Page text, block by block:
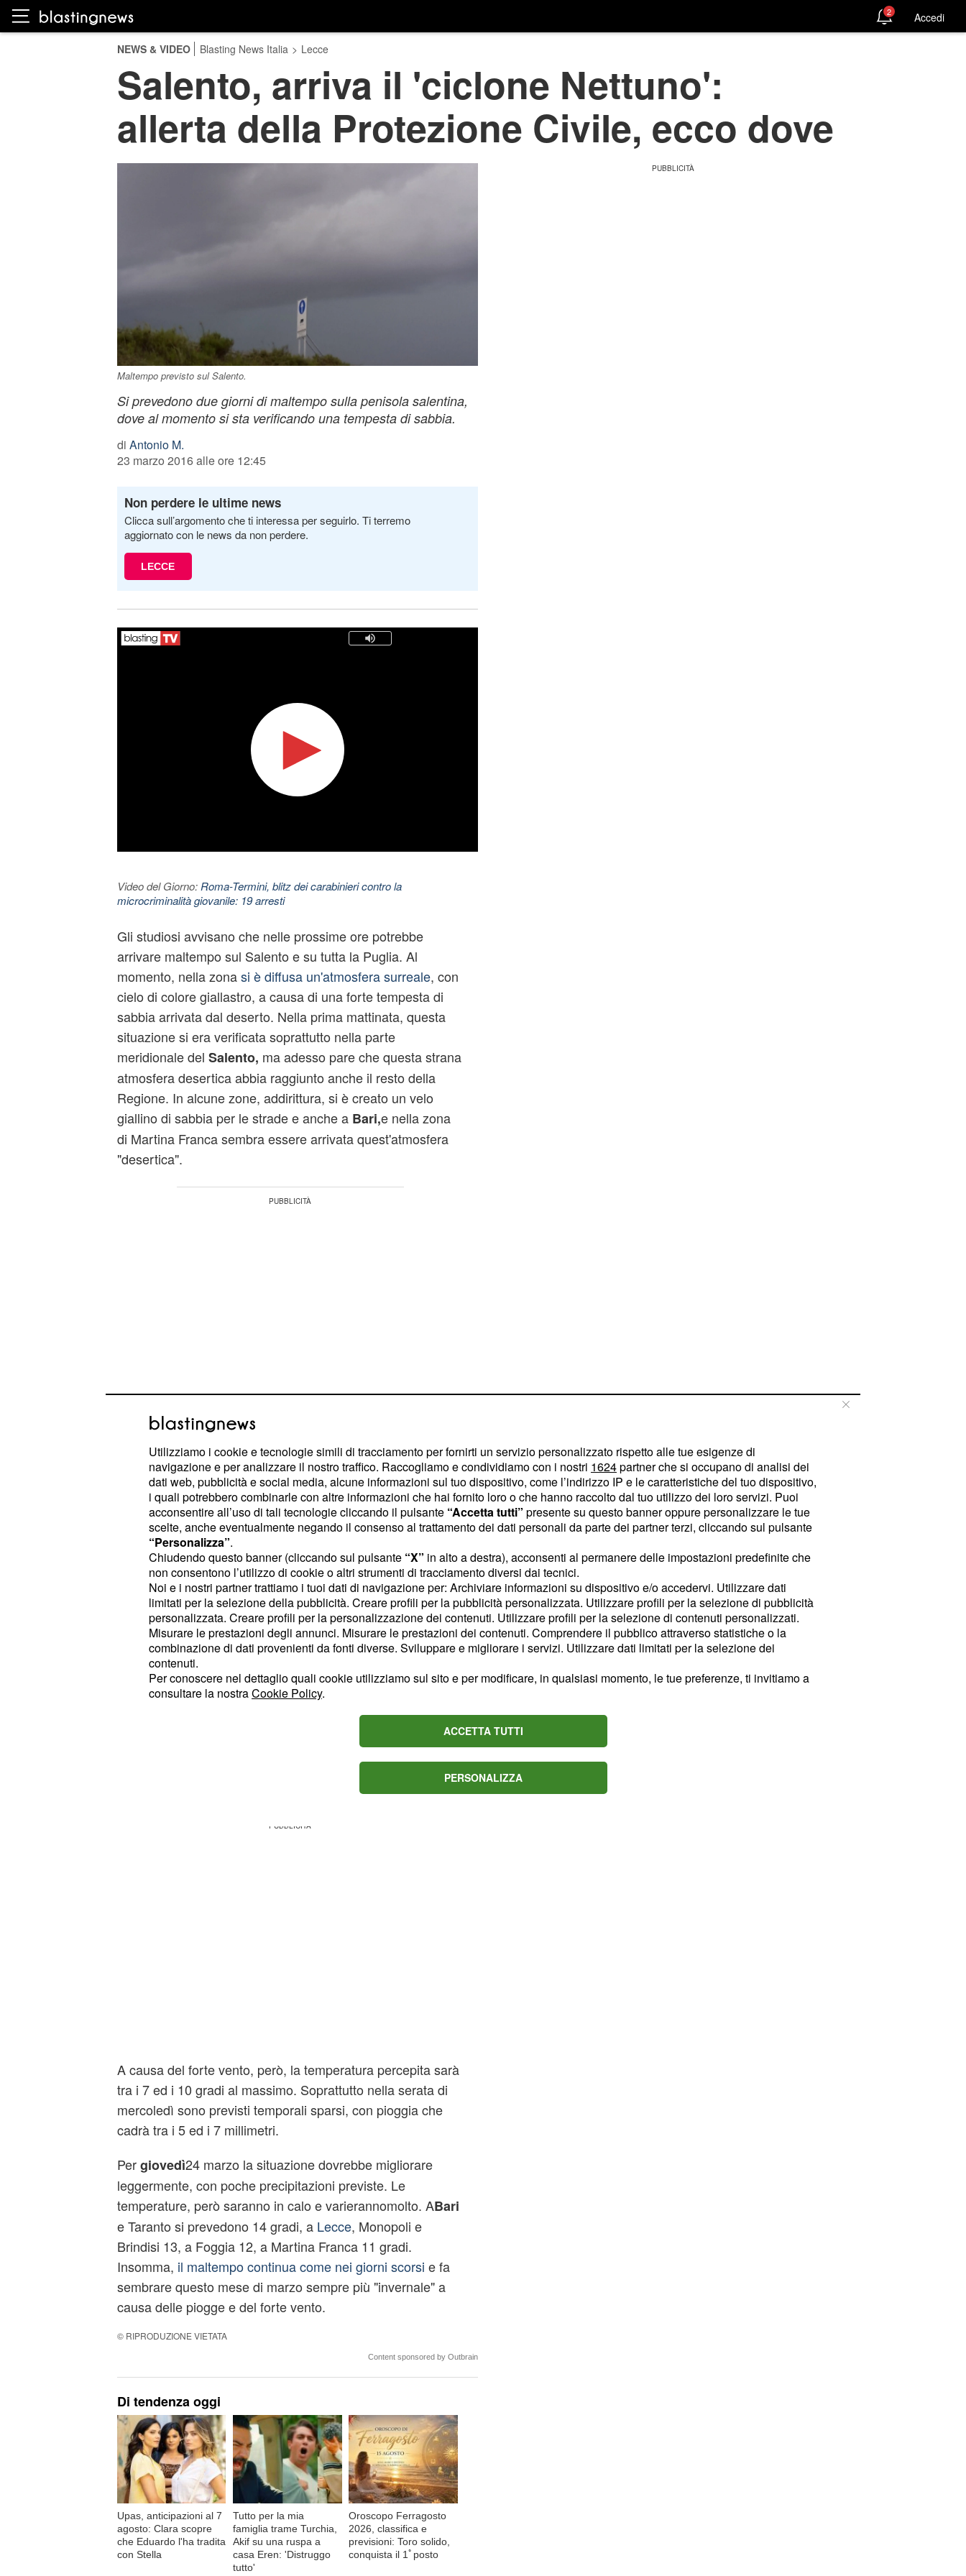
2 Accedi
NEWS & VIDEO Blasting News Italia > Lecce
Salento, arriva il 'ciclone Nettuno':
allerta della Protezione Civile, ecco dove
Maltempo previsto sul Salento.
Si prevedono due giorni di maltempo sulla penisola salentina,
dove al momento si sta verificando una tempesta di sabbia.
di Antonio M.
23 marzo 2016 alle ore 12:45
Non perdere le ultime news
Clicca sull’argomento che ti interessa per seguirlo. Ti terremo
aggiornato con le news da non perdere.
LECCE
Video del Giorno: Roma-Termini, blitz dei carabinieri contro la
microcriminalità giovanile: 19 arresti
Gli studiosi avvisano che nelle prossime ore potrebbe
arrivare maltempo sul Salento e su tutta la Puglia. Al
momento, nella zonasi è diffusa un'atmosfera surreale, con
cielo di colore giallastro, a causa di una forte tempesta di
sabbia arrivata dal deserto. Nella prima mattinata, questa
situazione si era verificata soprattutto nella parte
meridionale del Salento, ma adesso pare che questa strana
atmosfera desertica abbia raggiunto anche il resto della
Regione. In alcune zone, addirittura, si è creato un velo
giallino di sabbia per le strade e anche a Bari,e nella zona
di Martina Franca sembra essere arrivata quest'atmosfera
"desertica".
In alcune parti della Puglia, questo tempo è seguito da
perturbazioni con precipitazioni copiose. La Protezione
Civile ha emesso l'Avviso di condizioni meteo avverse. Si è
valutata un'allertaidrogeologica gialla su tutta la Regione.
Le previsioni meteo per i prossimi
giorni
Per la serata di mercoledì e la giornata di giovedì, è stato
dichiarato uno stato dipre-allertaper rischio meteorologico
su tutta la regione pugliese. Le previsioni per questi due
giorni parlano dimaltempo in arrivo. Per
marzo si prevedono piogge sparse su tutta la penisola
salentina e anche sulla parte nord della Puglia; le piogge
. Le temperature
saranno leggermente sopra le medie stagionali, tra i 12
gradi centigradi della temperatura minima e i 19 gradi della
A causa del forte vento, però, la temperatura percepita sarà
tra i 7 ed i 10 gradi al massimo. Soprattutto nella serata di
mercoledì sono previsti temporali sparsi, con pioggia che
cadrà tra i 5 ed i 7 millimetri.
Pergiovedì24 marzo la situazione dovrebbe migliorare
leggermente, con poche precipitazioni previste. Le
temperature, però saranno in calo e varierannomolto. ABari
e Taranto si prevedono 14 gradi, a Lecce, Monopoli e
Brindisi 13, a Foggia 12, a Martina Franca 11 gradi.
Insomma, il maltempo continua come nei giorni scorsi e fa
sembrare questo mese di marzo sempre più "invernale" a
causa delle piogge e del forte vento.
© RIPRODUZIONE VIETATA
Content sponsored by Outbrain
Di tendenza oggi
Upas, anticipazioni al 7
agosto: Clara scopre
che Eduardo l'ha tradita
con Stella
Tutto per la mia
famiglia trame Turchia,
Akif su una ruspa a
casa Eren: 'Distruggo
tutto'
Oroscopo Ferragosto
2026, classifica e
previsioni: Toro solido,
conquista il 1ﾟposto
Utilizziamo i cookie e tecnologie simili di tracciamento per fornirti un servizio personalizzato rispetto alle tue esigenze di
navigazione e per analizzare il nostro traffico. Raccogliamo e condividiamo con i nostri 1624partner che si occupano di analisi dei
dati web, pubblicità e social media, alcune informazioni sul tuo dispositivo, come l’indirizzo IP e le caratteristiche del tuo dispositivo,
i quali potrebbero combinarle con altre informazioni che hai fornito loro o che hanno raccolto dal tuo utilizzo dei loro servizi. Puoi
acconsentire all’uso di tali tecnologie cliccando il pulsante “Accetta tutti” presente su questo banner oppure personalizzare le tue
scelte, anche eventualmente negando il consenso al trattamento dei dati personali da parte dei partner terzi, cliccando sul pulsante
“Personalizza”.
Chiudendo questo banner (cliccando sul pulsante “X” in alto a destra), acconsenti al permanere delle impostazioni predefinite che
non consentono l’utilizzo di cookie o altri strumenti di tracciamento diversi dai tecnici.
Noi e i nostri partner trattiamo i tuoi dati di navigazione per: Archiviare informazioni su dispositivo e/o accedervi. Utilizzare dati
limitati per la selezione della pubblicità. Creare profili per la pubblicità personalizzata. Utilizzare profili per la selezione di pubblicità
personalizzata. Creare profili per la personalizzazione dei contenuti. Utilizzare profili per la selezione di contenuti personalizzati.
Misurare le prestazioni degli annunci. Misurare le prestazioni dei contenuti. Comprendere il pubblico attraverso statistiche o la
combinazione di dati provenienti da fonti diverse. Sviluppare e migliorare i servizi. Utilizzare dati limitati per la selezione dei
contenuti.
Per conoscere nel dettaglio quali cookie utilizziamo sul sito e per modificare, in qualsiasi momento, le tue preferenze, ti invitiamo a
consultare la nostraCookie Policy.
ACCETTA TUTTI
PERSONALIZZA